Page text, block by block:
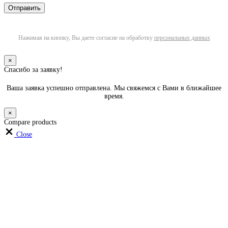
Нажимая на кнопку, Вы даете согласие на обработку персональных данных
×
Спасибо за заявку!
Ваша заявка успешно отправлена. Мы свяжемся с Вами в ближайшее
время.
×
Compare products
Close